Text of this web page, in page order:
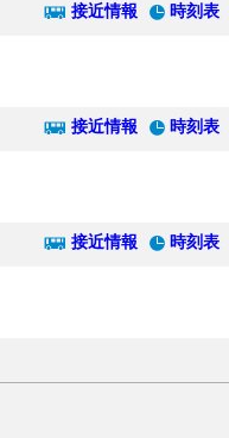
接近情報 時刻表
接近情報 時刻表
接近情報 時刻表